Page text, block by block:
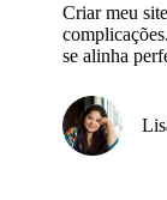
Criar meu
se alinha